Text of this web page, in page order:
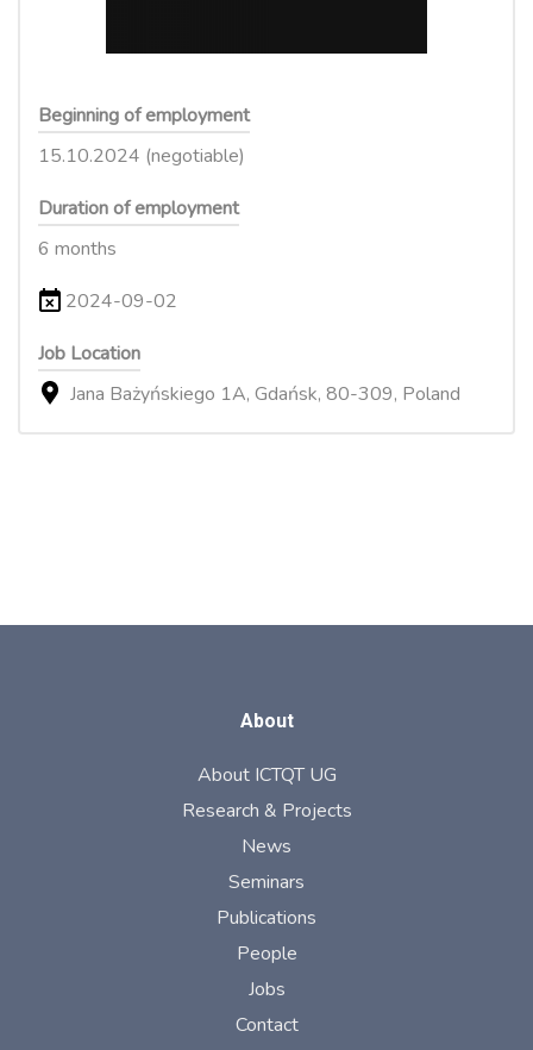
Beginning of employment
15.10.2024 (negotiable)
Duration of employment
6 months
2024-09-02
Job Location
Jana Bażyńskiego 1A, Gdańsk, 80-309, Poland
About
About ICTQT UG
Research & Projects
News
Seminars
Publications
People
Jobs
Contact